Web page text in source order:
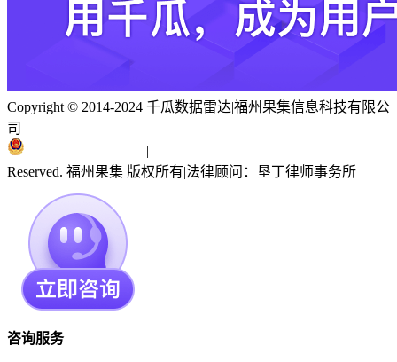
Copyright © 2014-2024 千瓜数据雷达|福州果集信息科技有限公
司
|
Reserved. 福州果集 版权所有|法律顾问：垦丁律师事务所
咨询服务